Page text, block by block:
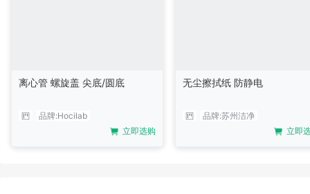
离心管 螺旋盖 尖底/圆底
品牌:Hocilab
立即选购
无尘擦拭纸 防静电
品牌:苏州洁净
立即